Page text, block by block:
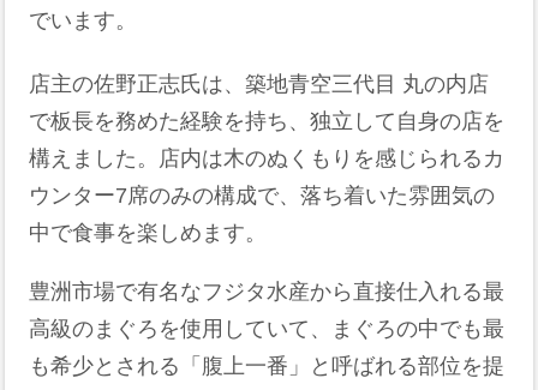
でいます。
店主の佐野正志氏は、築地青空三代目 丸の内店
で板長を務めた経験を持ち、独立して自身の店を
構えました。店内は木のぬくもりを感じられるカ
ウンター7席のみの構成で、落ち着いた雰囲気の
中で食事を楽しめます。
豊洲市場で有名なフジタ水産から直接仕入れる最
高級のまぐろを使用していて、まぐろの中でも最
も希少とされる「腹上一番」と呼ばれる部位を提